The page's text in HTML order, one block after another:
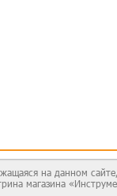
на данном
магазина